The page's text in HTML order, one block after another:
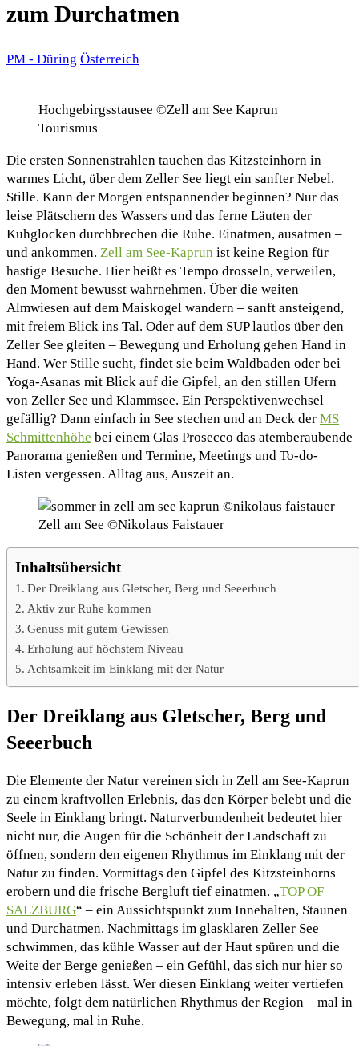
zum Durchatmen
PM - Düring Österreich
Hochgebirgsstausee ©Zell am See Kaprun
Tourismus
Die ersten Sonnenstrahlen tauchen das Kitzsteinhorn in
warmes Licht, über dem Zeller See liegt ein sanfter Nebel.
Stille. Kann der Morgen entspannender beginnen? Nur das
leise Plätschern des Wassers und das ferne Läuten der
Kuhglocken durchbrechen die Ruhe. Einatmen, ausatmen –
und ankommen. Zell am See-Kaprun ist keine Region für
hastige Besuche. Hier heißt es Tempo drosseln, verweilen,
den Moment bewusst wahrnehmen. Über die weiten
Almwiesen auf dem Maiskogel wandern – sanft ansteigend,
mit freiem Blick ins Tal. Oder auf dem SUP lautlos über den
Zeller See gleiten – Bewegung und Erholung gehen Hand in
Hand. Wer Stille sucht, findet sie beim Waldbaden oder bei
Yoga-Asanas mit Blick auf die Gipfel, an den stillen Ufern
von Zeller See und Klammsee. Ein Perspektivenwechsel
gefällig? Dann einfach in See stechen und an Deck der MS
Schmittenhöhe bei einem Glas Prosecco das atemberaubende
Panorama genießen und Termine, Meetings und To-do-
Listen vergessen. Alltag aus, Auszeit an.
Zell am See ©Nikolaus Faistauer
Inhaltsübersicht
Der Dreiklang aus Gletscher, Berg und Seeerbuch
Aktiv zur Ruhe kommen
Genuss mit gutem Gewissen
Erholung auf höchstem Niveau
Achtsamkeit im Einklang mit der Natur
Der Dreiklang aus Gletscher, Berg und
Seeerbuch
Die Elemente der Natur vereinen sich in Zell am See-Kaprun
zu einem kraftvollen Erlebnis, das den Körper belebt und die
Seele in Einklang bringt. Naturverbundenheit bedeutet hier
nicht nur, die Augen für die Schönheit der Landschaft zu
öffnen, sondern den eigenen Rhythmus im Einklang mit der
Natur zu finden. Vormittags den Gipfel des Kitzsteinhorns
erobern und die frische Bergluft tief einatmen. „TOP OF
SALZBURG“ – ein Aussichtspunkt zum Innehalten, Staunen
und Durchatmen. Nachmittags im glasklaren Zeller See
schwimmen, das kühle Wasser auf der Haut spüren und die
Weite der Berge genießen – ein Gefühl, das sich nur hier so
intensiv erleben lässt. Wer diesen Einklang weiter vertiefen
möchte, folgt dem natürlichen Rhythmus der Region – mal in
Bewegung, mal in Ruhe.